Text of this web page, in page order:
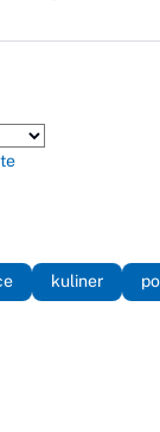
kuliner